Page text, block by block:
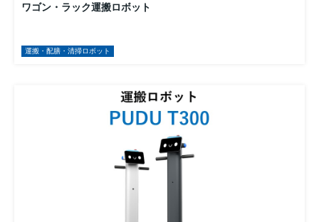
ワゴン・ラック運搬ロボット
運搬・配膳・清掃ロボット